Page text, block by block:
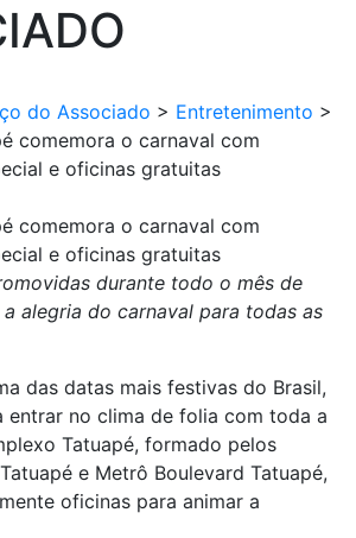
do Associado > Entretenimento >
comemora o carnaval com
e oficinas gratuitas
comemora o carnaval com
e oficinas gratuitas
durante todo o mês de
alegria do carnaval para todas as
das datas mais festivas do Brasil,
entrar no clima de folia com toda a
Tatuapé, formado pelos
e Metrô Boulevard Tatuapé,
oficinas para animar a